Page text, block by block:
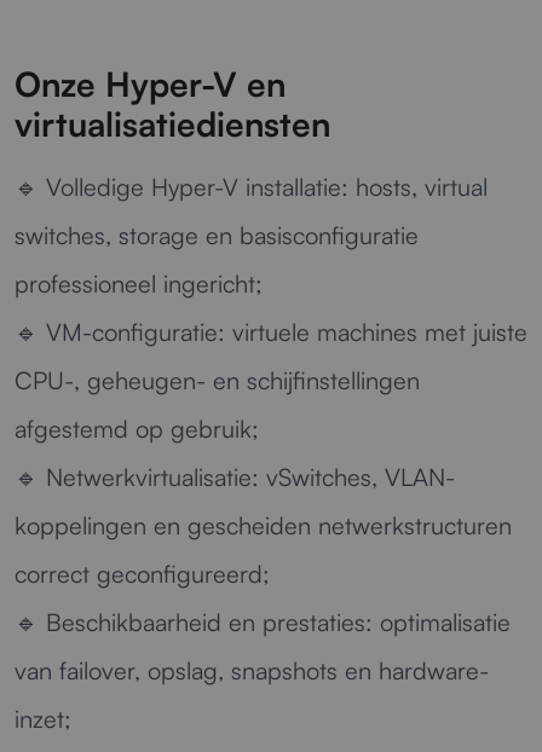
Onze Hyper-V en
virtualisatiediensten
🔹 Volledige Hyper-V installatie: hosts, virtual
switches, storage en basisconfiguratie
professioneel ingericht;
🔹 VM-configuratie: virtuele machines met juiste
CPU-, geheugen- en schijfinstellingen
afgestemd op gebruik;
🔹 Netwerkvirtualisatie: vSwitches, VLAN-
koppelingen en gescheiden netwerkstructuren
correct geconfigureerd;
🔹 Beschikbaarheid en prestaties: optimalisatie
van failover, opslag, snapshots en hardware-
inzet;